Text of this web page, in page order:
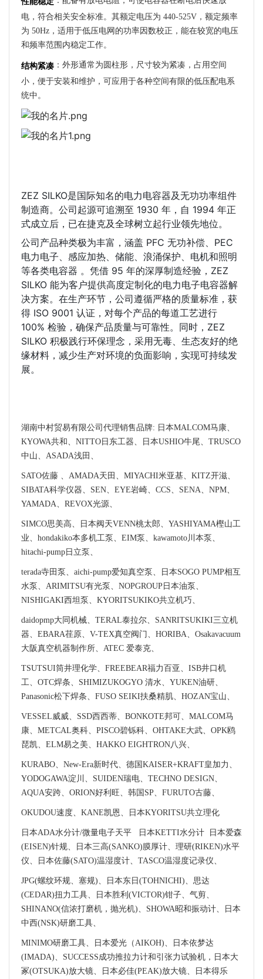
电，符合相关安全标准。其额定电压为 440-525V，额定频率
为 50Hz，适用于低压电网的功率因数校正，能在较宽的电压
和频率范围内稳定工作。
结构紧凑 ：外形通常为圆柱形，尺寸较为紧凑，占用空间
小，便于安装和维护，可应用于各种空间有限的低压配电系
统中。
ZEZ SILKO是国际知名的电力电容器及无功功率组件
制造商。公司起源可追溯至 1930 年，自 1994 年正
式成立后，已在捷克及全球树立起行业领先地位。
公司产品种类极为丰富，涵盖 PFC 无功补偿、PEC
电力电子、感应加热、储能、浪涌保护、电机和照明
等各类电容器 。凭借 95 年的深厚制造经验，ZEZ
SILKO 能为客户提供高度定制化的电力电子电容器解
决方案。在生产环节，公司遵循严格的质量标准，获
得 ISO 9001 认证，对每个产品的每道工艺进行
100% 检验，确保产品质量与可靠性。同时，ZEZ
SILKO 积极践行环保理念，采用无毒、生态友好的绝
缘材料，减少生产对环境的负面影响，实现可持续发
展。
湖南中村贸易有限公司代理销售品牌: 日本MALCOM马康、
KYOWA共和、NITTO日东工器、日本USHIO牛尾、TRUSCO
中山、ASADA浅田、
SATO佐藤 、AMADA天田、MIYACHI米亚基、KITZ开滋、
SIBATA科学仪器、SEN、EYE岩崎、CCS、SENA、NPM、
YAMADA、REVOX光源、
SIMCO思美高、日本阀天VENN桃太郎、YASHIYAMA樫山工
业、hondakiko本多机工泵、EIM泵、kawamoto川本泵、
hitachi-pump日立泵、
terada寺田泵、aichi-pump爱知真空泵、日本SOGO PUMP相互
水泵、ARIMITSU有光泵、NOPGROUP日本油泵、
NISHIGAKI西坦泵、KYORITSUKIKO共立机巧、
daidopmp大同机械、TERAL泰拉尔、SANRITSUKIKI三立机
器、EBARA荏原、V-TEX真空阀门、HORIBA、Osakavacuum
大阪真空机器制作所、ATEC 爱泰克、
TSUTSUI筒井理化学、FREEBEAR福力百亚、ISB井口机
工、OTC焊条、SHIMIZUKOGYO 清水、YUKEN油研、
Panasonic松下焊条、FUSO SEIKI扶桑精肌、HOZAN宝山、
VESSEL威威、SSD西西蒂、BONKOTE邦可、MALCOM马
康、METCAL奥科、PISCO碧铄科、OHTAKE大武、OPK鸥
琵凯、ELM易之美、HAKKO EIGHTRON八兴、
KURABO、New-Era新时代、德国KAISER+KRAFT皇加力、
YODOGAWA淀川、SUIDEN瑞电、TECHNO DESIGN、
AQUA安跨、ORION好利旺、韩国SP、FURUTO古藤、
OKUDOU速度、KANE凯恩、日本KYORITSU共立理化
日本ADA水分计/微量电子天平 日本KETTI水分计 日本爱森
(EISEN)针规、日本三高(SANKO)膜厚计、理研(RIKEN)水平
仪、日本佐藤(SATO)温湿度计、TASCO温湿度记录仪、
JPG(螺纹环规、塞规)、日本东日(TOHNICHI)、思达
(CEDAR)扭力工具、日本胜利(VICTOR)钳子、气剪、
SHINANO(信浓打磨机，抛光机)、SHOWA昭和振动计、日本
中西(NSK)研磨工具、
MINIMO研磨工具、日本爱光（AIKOH)、日本依梦达
(IMADA)、SUCCESS成功推拉力计和引张力试验机，日本大
冢(OTSUKA)放大镜、日本必佳(PEAK)放大镜、日本得乐